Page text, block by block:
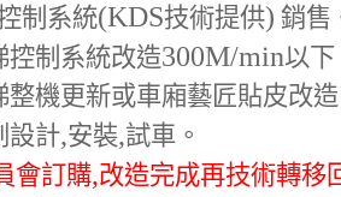
制系統(KDS技術提供) 銷售
控制系統改造300M/min以下
機更新或車廂藝匠貼皮改造
設計,安裝,試車。
會訂購,改造完成再技術轉移